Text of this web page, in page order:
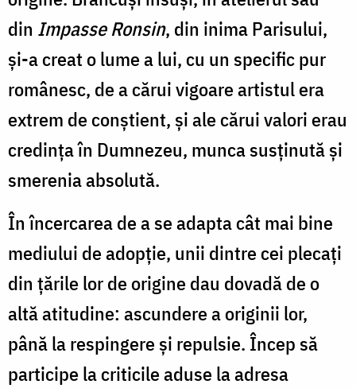
din Impasse Ronsin, din inima Parisului,
şi-a creat o lume a lui, cu un specific pur
românesc, de a cărui vigoare artistul era
extrem de conştient, şi ale cărui valori erau
credinţa în Dumnezeu, munca susţinută şi
smerenia absolută.
În încercarea de a se adapta cât mai bine
mediului de adopţie, unii dintre cei plecaţi
din ţările lor de origine dau dovadă de o
altă atitudine: ascundere a originii lor,
până la respingere şi repulsie. Încep să
participe la criticile aduse la adresa